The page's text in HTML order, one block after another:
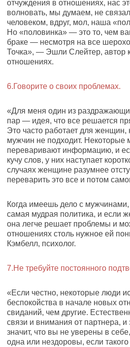
отчуждения в отношениях, нас
волновать, мы думаем, не
человеком, вдруг, мол, наша
Но «половинка» — это то, чем
браке — несмотря на все
Точка», — Эшли Слейтер, автор
отношениях.
6.Говорите о своих проблемах.
«Для меня один из
пар — идея, что все решается
Это часто работает для женщин,
мужчин не подходит.
переваривают информацию, и
кучу слов, у них наступает
случаях женщине разумнее
переварить это все и потом
Когда имеешь дело с
самая мудрая политика, и если
она легче решает проблемы и
отношениях столь нужное ей
Кэмбелл, психолог.
7.Не требуйте постоянного
«Если честно, некоторые люди
беспокойства в начале новых
свиданий, чем другие.
связи и внимания от партнера, и
значит, что вы не уверены в
одна или нездоровы, если